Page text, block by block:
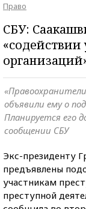
Право
СБУ:
объявили ему о
Планируется его
сообщении СБУ
Экс-президенту
предъявлены
участникам
преступной